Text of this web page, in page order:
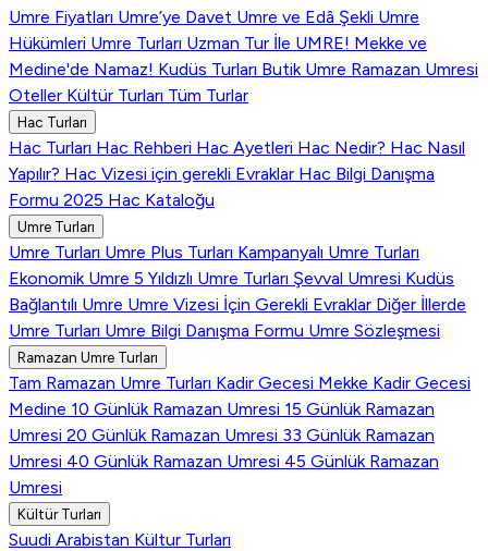
Umre Fiyatları Umre’ye Davet Umre ve Edâ Şekli Umre
Hükümleri Umre Turları Uzman Tur İle UMRE! Mekke ve
Medine'de Namaz! Kudüs Turları Butik Umre Ramazan Umresi
Oteller Kültür Turları Tüm Turlar
Hac Turları
Hac Turları Hac Rehberi Hac Ayetleri Hac Nedir? Hac Nasıl
Yapılır? Hac Vizesi için gerekli Evraklar Hac Bilgi Danışma
Formu 2025 Hac Kataloğu
Umre Turları
Umre Turları Umre Plus Turları Kampanyalı Umre Turları
Ekonomik Umre 5 Yıldızlı Umre Turları Şevval Umresi Kudüs
Bağlantılı Umre Umre Vizesi İçin Gerekli Evraklar Diğer İllerde
Umre Turları Umre Bilgi Danışma Formu Umre Sözleşmesi
Ramazan Umre Turları
Tam Ramazan Umre Turları Kadir Gecesi Mekke Kadir Gecesi
Medine 10 Günlük Ramazan Umresi 15 Günlük Ramazan
Umresi 20 Günlük Ramazan Umresi 33 Günlük Ramazan
Umresi 40 Günlük Ramazan Umresi 45 Günlük Ramazan
Umresi
Kültür Turları
Suudi Arabistan Kültur Turları